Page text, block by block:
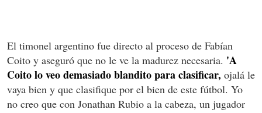
El timonel argentino fue directo al proceso de Fabían
Coito y aseguró que no le ve la madurez necesaria. 'A
Coito lo veo demasiado blandito para clasificar, ojalá le
vaya bien y que clasifique por el bien de este fútbol. Yo
no creo que con Jonathan Rubio a la cabeza, un jugador